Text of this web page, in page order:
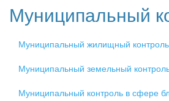
Муниципальный
Муниципальный жилищный контроль
Муниципальный земельный
Муниципальный контроль в сфере